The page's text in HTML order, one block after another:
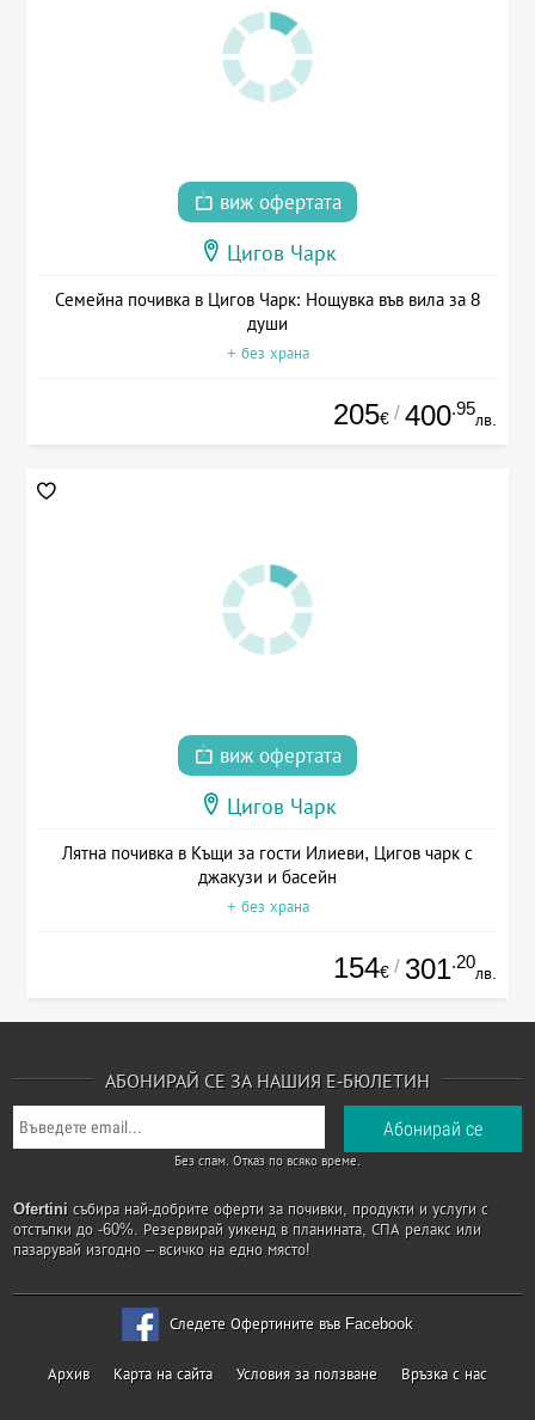
виж офертата
Цигов Чарк
Семейна почивка в Цигов Чарк: Нощувка във вила за 8
души
+ без храна
205€ / 400.95
лв.
виж офертата
Цигов Чарк
Лятна почивка в Къщи за гости Илиеви, Цигов чарк с
джакузи и басейн
+ без храна
154€ / 301.20
лв.
АБОНИРАЙ СЕ ЗА НАШИЯ Е-БЮЛЕТИН
Без спам. Отказ по всяко време.
Ofertini събира най-добрите оферти за почивки, продукти и услуги с
отстъпки до -60%. Резервирай уикенд в планината, СПА релакс или
пазарувай изгодно – всичко на едно място!
Следете Офертините във Facebook
Архив Карта на сайта Условия за ползване Връзка с нас